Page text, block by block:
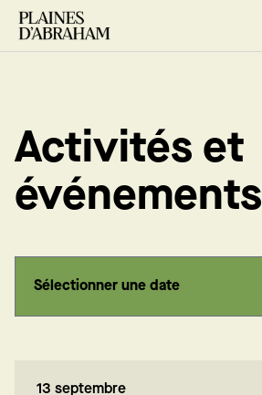
Activités et
événements
13 septembre